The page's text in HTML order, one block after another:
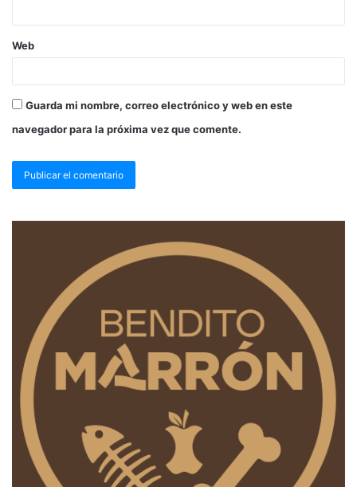
Web
Guarda mi nombre, correo electrónico y web en este
navegador para la próxima vez que comente.